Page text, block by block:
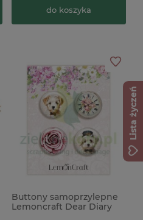
do koszyka
Buttony samoprzylepne
Lemoncraft Dear Diary
Lista życzeń